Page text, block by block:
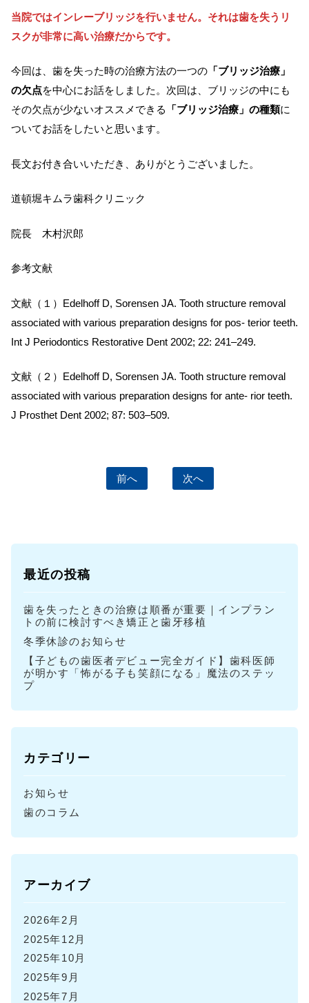
当院ではインレーブリッジを行いません。それは歯を失うリ
スクが非常に高い治療だからです。
今回は、歯を失った時の治療方法の一つの 「ブリッジ治療」
の欠点を中心にお話をしました。次回は、ブリッジの中にも
その欠点が少ないオススメできる
「ブリッジ治療」の種類に
ついてお話をしたいと思います。
長文お付き合いいただき、ありがとうございました。
道頓堀キムラ歯科クリニック
院長 木村沢郎
参考文献
文献（１）Edelhoff D, Sorensen JA. Tooth structure removal
associated with various preparation designs for pos- terior teeth.
Int J Periodontics Restorative Dent 2002; 22: 241–249.
文献（２）Edelhoff D, Sorensen JA. Tooth structure removal
associated with various preparation designs for ante- rior teeth.
J Prosthet Dent 2002; 87: 503–509.
前へ 次へ
最近の投稿
歯を失ったときの治療は順番が重要｜インプラン
トの前に検討すべき矯正と歯牙移植
冬季休診のお知らせ
【子どもの歯医者デビュー完全ガイド】歯科医師
が明かす「怖がる子も笑顔になる」魔法のステッ
プ
カテゴリー
お知らせ
歯のコラム
アーカイブ
2026年2月
2025年12月
2025年10月
2025年9月
2025年7月